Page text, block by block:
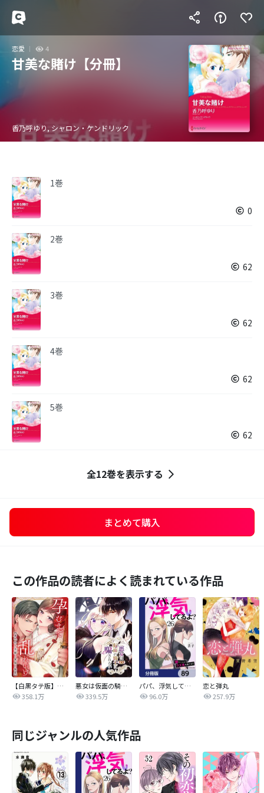
恋愛 4
甘美な賭け【分冊】
香乃呼ゆり, シャロン・ケンドリック
1巻
0
2巻
62
3巻
62
4巻
62
5巻
62
全12巻を表示する
まとめて購入
この作品の読者によく読まれている作品
【白黒タテ版】孕むまで乱れいけ～身代わり花嫁と軍服の猛愛
358.1万
悪女は仮面の騎士に騙されない
339.5万
パパ、浮気してるよ？娘と二人でクズ夫を捨てます【分冊版】
96.0万
恋と弾丸
257.9万
同じジャンルの人気作品